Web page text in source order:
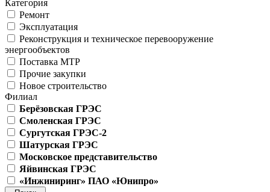
Категория
Ремонт
Эксплуатация
Реконструкция и техническое перевооружение
энергообъектов
Поставка МТР
Прочие закупки
Новое строительство
Филиал
Берёзовская ГРЭС
Смоленская ГРЭС
Сургутская ГРЭС-2
Шатурская ГРЭС
Московское представительство
Яйвинская ГРЭС
«Инжиниринг» ПАО «Юнипро»